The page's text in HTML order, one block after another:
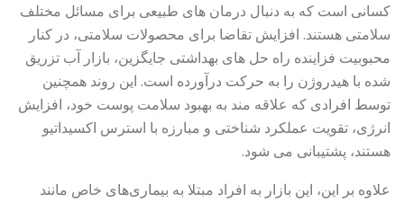
کسانی است که به دنبال درمان های طبیعی برای مسائل مختلف
سلامتی هستند. افزایش تقاضا برای محصولات سلامتی، در کنار
محبوبیت فزاینده راه حل های بهداشتی جایگزین، بازار آب تزریق
شده با هیدروژن را به حرکت درآورده است. این روند همچنین
توسط افرادی که علاقه مند به بهبود سلامت پوست خود، افزایش
انرژی، تقویت عملکرد شناختی و مبارزه با استرس اکسیداتیو
هستند، پشتیبانی می شود.
علاوه بر این، این بازار به افراد مبتلا به بیماری‌های خاص مانند